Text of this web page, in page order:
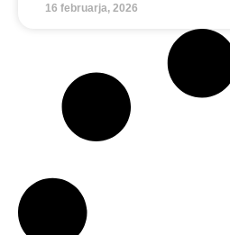
16 februarja, 2026